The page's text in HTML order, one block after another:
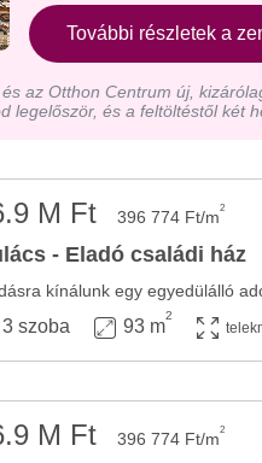
További részletek a
az Otthon Centrum új,
legelőször, és a feltöltéstől két
M Ft 396 774 Ft/m2
- Eladó családi ház
kínálunk egy egyedülálló
3 szoba 93 m
2
M Ft 396 774 Ft/m2